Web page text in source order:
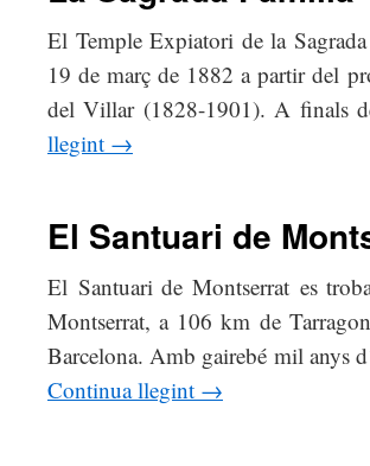
El Temple Expiatori de la
19 de març de 1882 a partir del
del Villar (1828-1901). A finals
llegint →
El Santuari de
El Santuari de Montserrat es
Montserrat, a 106 km de
Barcelona. Amb gairebé mil anys
Continua llegint →